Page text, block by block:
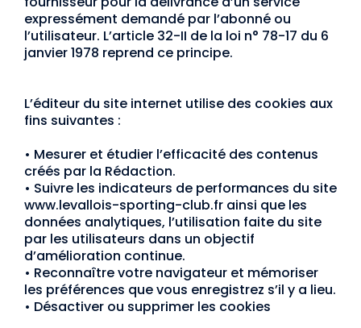
expressément demandé par l’abonné ou
l’utilisateur. L’article 32-II de la loi n° 78-17 du 6
janvier 1978 reprend ce principe.
L’éditeur du site internet utilise des cookies aux
fins suivantes :
• Mesurer et étudier l’efficacité des contenus
créés par la Rédaction.
• Suivre les indicateurs de performances du site
www.levallois-sporting-club.fr ainsi que les
données analytiques, l’utilisation faite du site
par les utilisateurs dans un objectif
d’amélioration continue.
• Reconnaître votre navigateur et mémoriser
les préférences que vous enregistrez s’il y a lieu.
• Désactiver ou supprimer les cookies